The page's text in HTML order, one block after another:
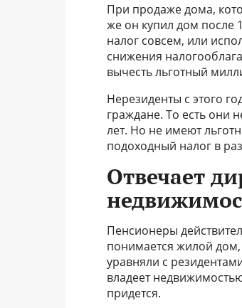
При продаже дома,
же он купил дом после
налог совсем, или
снижения
вычесть льготный
Нерезиденты с этого
граждане. То есть они
лет. Но не имеют
подоходный налог в
Отвечает
Пенсионеры
понимается жилой
уравняли с
владеет
придется.